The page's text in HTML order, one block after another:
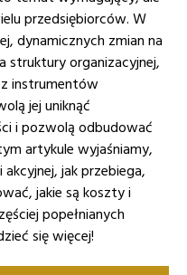
przedsiębiorców. W
dynamicznych zmian na
struktury organizacyjnej,
instrumentów
jej uniknąć
i pozwolą odbudować
artykule wyjaśniamy,
jak przebiega,
jakie są koszty i
popełnianych
się więcej!